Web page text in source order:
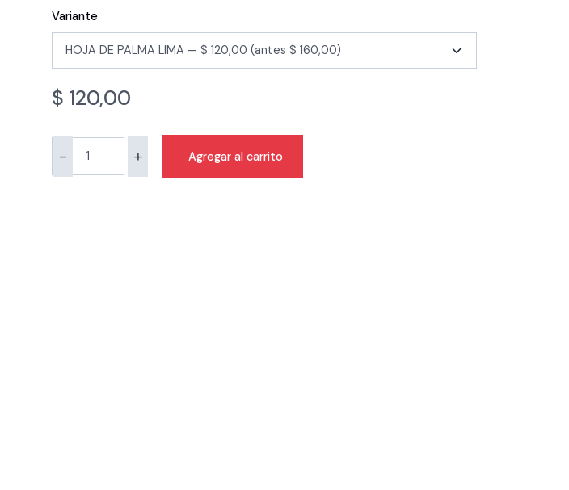
Variante
$ 120,00
- + Agregar al carrito